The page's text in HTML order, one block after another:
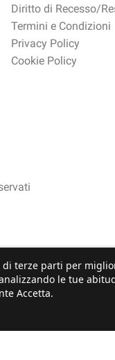
Diritto di Recesso/
Termini e Condizioni
Privacy Policy
Cookie Policy
terze parti per
le tue
Accetta.